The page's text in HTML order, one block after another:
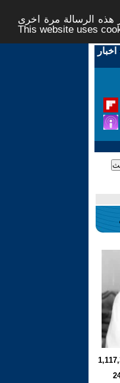
الرسالة مرة اخرى -
This website uses
اخبار